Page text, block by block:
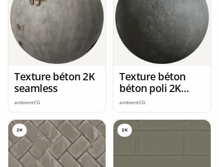
Texture béton 2K
seamless
ambientCG
Texture béton
béton poli 2K
seamless
ambientCG
2K 2K